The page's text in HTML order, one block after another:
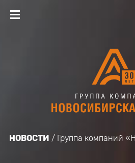
НОВОСТИ Группа компаний